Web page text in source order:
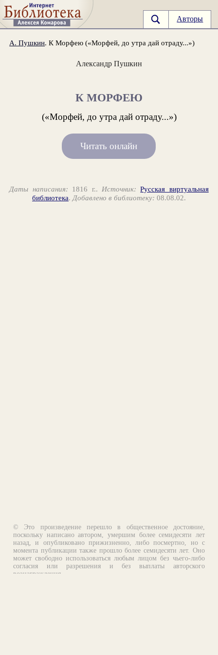
Авторы
А. Пушкин. К Морфею («Морфей, до утра дай отраду...»)
Александр Пушкин
К МОРФЕЮ
(«Морфей, до утра дай отраду...»)
Читать онлайн
Даты написания: 1816 г.. Источник: Русская виртуальная
библиотека. Добавлено в библиотеку: 08.08.02.
© Это произведение перешло в общественное достояние,
поскольку написано автором, умершим более семидесяти лет
назад, и опубликовано прижизненно, либо посмертно, но с
момента публикации также прошло более семидесяти лет. Оно
может свободно использоваться любым лицом без чьего-либо
согласия или разрешения и без выплаты авторского
вознаграждения.